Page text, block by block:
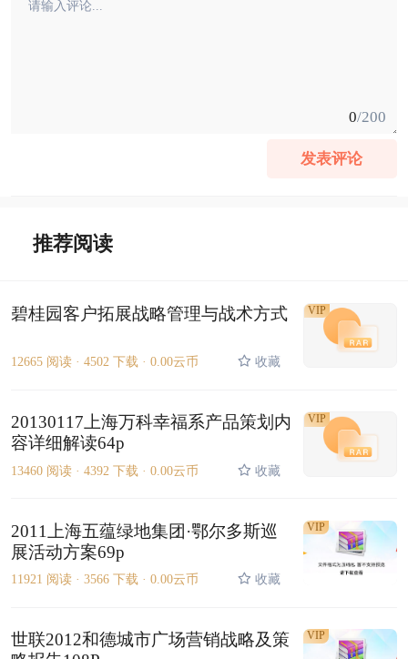
0/200
发表评论
推荐阅读
碧桂园客户拓展战略管理与战术方式
12665 阅读 · 4502 下载 · 0.00云币 收藏
VIP
20130117上海万科幸福系产品策划内
容详细解读64p
13460 阅读 · 4392 下载 · 0.00云币 收藏
VIP
2011上海五蕴绿地集团·鄂尔多斯巡
展活动方案69p
11921 阅读 · 3566 下载 · 0.00云币 收藏
VIP
世联2012和德城市广场营销战略及策
VIP